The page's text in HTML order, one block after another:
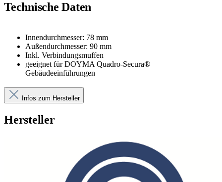
Technische Daten
Innendurchmesser: 78 mm
Außendurchmesser: 90 mm
Inkl. Verbindungsmuffen
geeignet für DOYMA Quadro-Secura®
Gebäudeeinführungen
Infos zum Hersteller
Hersteller